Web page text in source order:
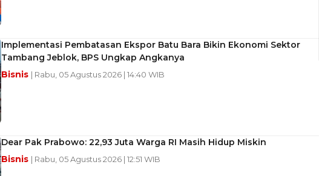
Implementasi Pembatasan Ekspor Batu Bara Bikin Ekonomi Sektor
Tambang Jeblok, BPS Ungkap Angkanya
Bisnis | Rabu, 05 Agustus 2026 | 14:40 WIB
Dear Pak Prabowo: 22,93 Juta Warga RI Masih Hidup Miskin
Bisnis | Rabu, 05 Agustus 2026 | 12:51 WIB